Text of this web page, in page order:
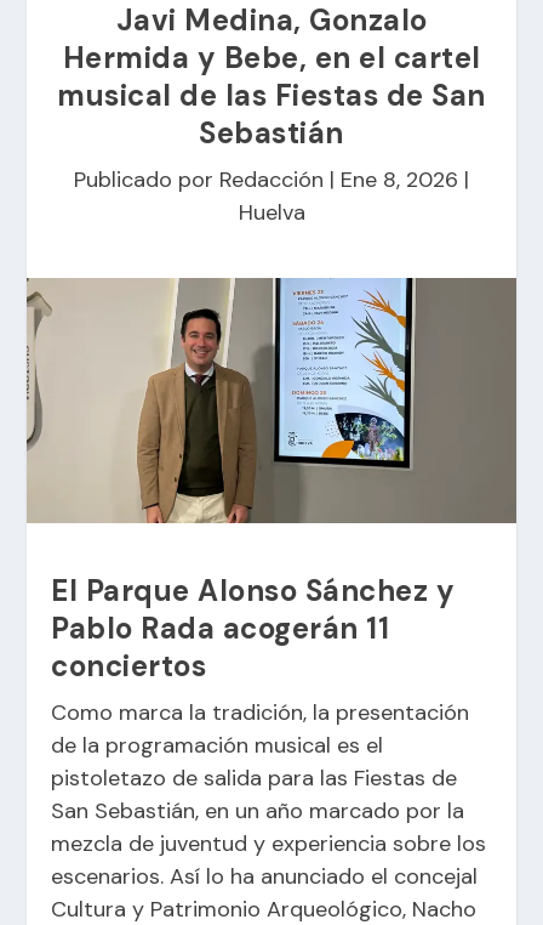
Javi Medina, Gonzalo
Hermida y Bebe, en el cartel
musical de las Fiestas de San
Sebastián
Publicado por Redacción | Ene 8, 2026 |
Huelva
El Parque Alonso Sánchez y
Pablo Rada acogerán 11
conciertos
Como marca la tradición, la presentación
de la programación musical es el
pistoletazo de salida para las Fiestas de
San Sebastián, en un año marcado por la
mezcla de juventud y experiencia sobre los
escenarios. Así lo ha anunciado el concejal
Cultura y Patrimonio Arqueológico, Nacho